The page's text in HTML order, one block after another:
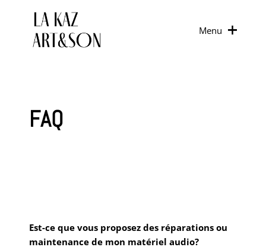
Menu
FAQ
Est-ce que vous proposez des réparations ou
maintenance de mon matériel audio?